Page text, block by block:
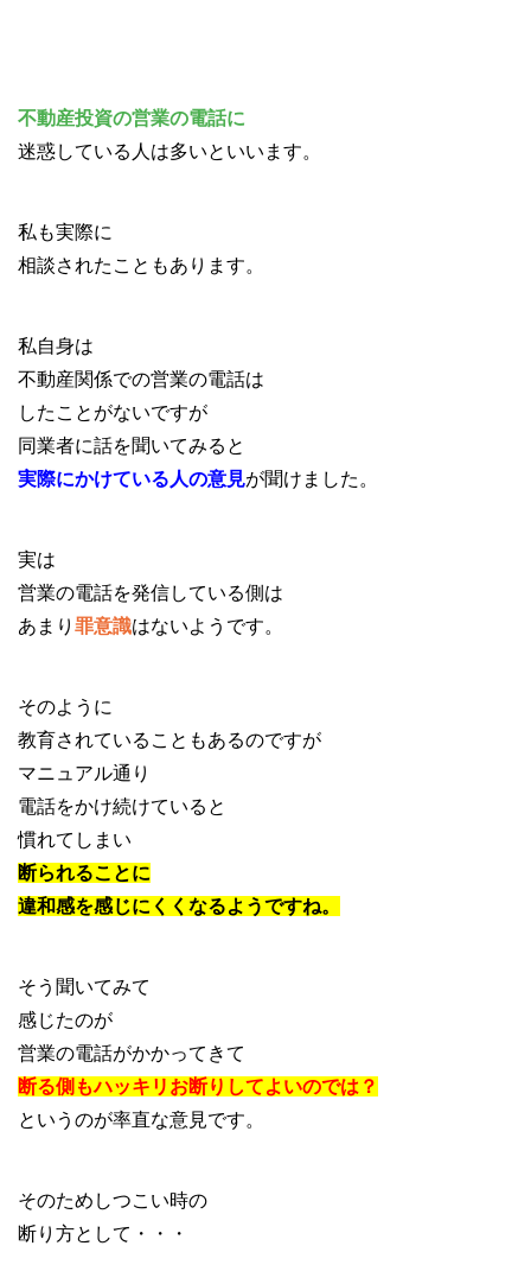
不動産投資の営業の電話に
迷惑している人は多いといいます。
私も実際に
相談されたこともあります。
私自身は
不動産関係での営業の電話は
したことがないですが
同業者に話を聞いてみると
実際にかけている人の意見が聞けました。
実は
営業の電話を発信している側は
あまり 罪意識はないようです。
そのように
教育されていることもあるのですが
マニュアル通り
電話をかけ続けていると
慣れてしまい
断られることに
違和感を感じにくくなるようですね。
そう聞いてみて
感じたのが
営業の電話がかかってきて
断る側もハッキリお断りしてよいのでは？
というのが率直な意見です。
そのためしつこい時の
断り方として・・・